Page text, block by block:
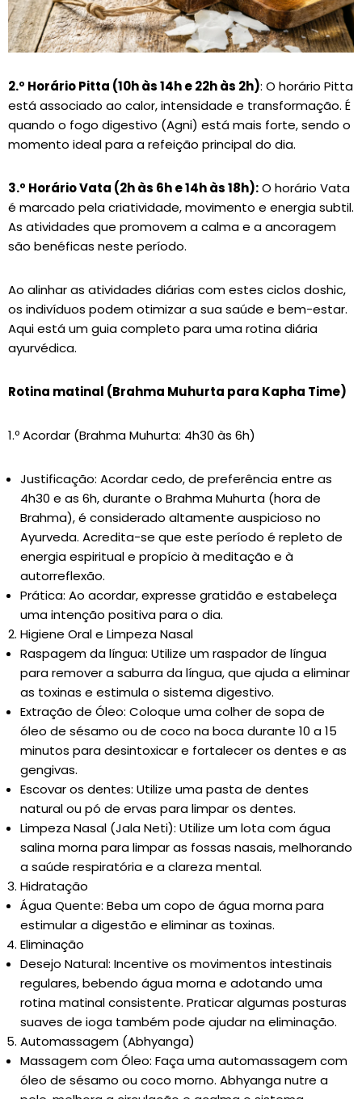
2.º Horário Pitta (10h às 14h e 22h às 2h): O horário Pitta
está associado ao calor, intensidade e transformação. É
quando o fogo digestivo (Agni) está mais forte, sendo o
momento ideal para a refeição principal do dia.
3.º Horário Vata (2h às 6h e 14h às 18h):O horário Vata
é marcado pela criatividade, movimento e energia subtil.
As atividades que promovem a calma e a ancoragem
são benéficas neste período.
Ao alinhar as atividades diárias com estes ciclos doshic,
os indivíduos podem otimizar a sua saúde e bem-estar.
Aqui está um guia completo para uma rotina diária
ayurvédica.
Rotina matinal (Brahma Muhurta para Kapha Time)
1.º Acordar (Brahma Muhurta: 4h30 às 6h)
Justificação: Acordar cedo, de preferência entre as
4h30 e as 6h, durante o Brahma Muhurta (hora de
Brahma), é considerado altamente auspicioso no
Ayurveda. Acredita-se que este período é repleto de
energia espiritual e propício à meditação e à
autorreflexão.
Prática: Ao acordar, expresse gratidão e estabeleça
uma intenção positiva para o dia.
Higiene Oral e Limpeza Nasal
Raspagem da língua: Utilize um raspador de língua
para remover a saburra da língua, que ajuda a eliminar
as toxinas e estimula o sistema digestivo.
Extração de Óleo: Coloque uma colher de sopa de
óleo de sésamo ou de coco na boca durante 10 a 15
minutos para desintoxicar e fortalecer os dentes e as
gengivas.
Escovar os dentes: Utilize uma pasta de dentes
natural ou pó de ervas para limpar os dentes.
Limpeza Nasal (Jala Neti): Utilize um lota com água
salina morna para limpar as fossas nasais, melhorando
a saúde respiratória e a clareza mental.
Hidratação
Água Quente: Beba um copo de água morna para
estimular a digestão e eliminar as toxinas.
Eliminação
Desejo Natural: Incentive os movimentos intestinais
regulares, bebendo água morna e adotando uma
rotina matinal consistente. Praticar algumas posturas
suaves de ioga também pode ajudar na eliminação.
Automassagem (Abhyanga)
Massagem com Óleo: Faça uma automassagem com
óleo de sésamo ou coco morno. Abhyanga nutre a